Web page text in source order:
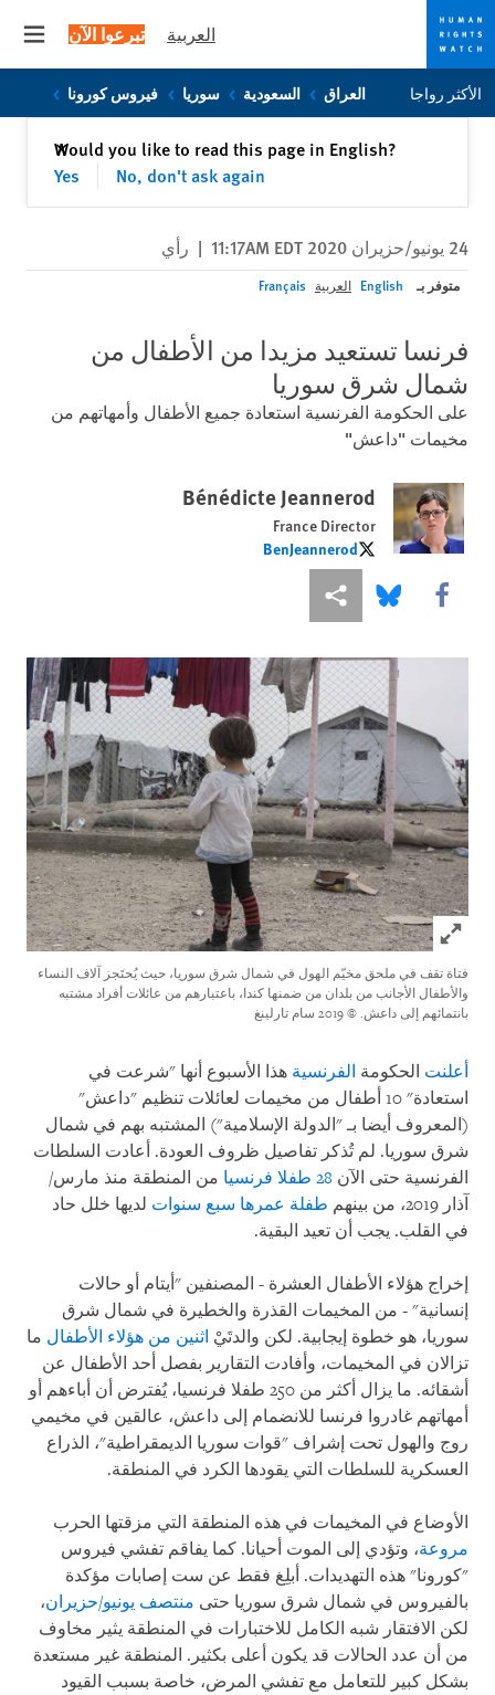
Skip
to
Skip
to
العربية تبرعوا الآن
الأكثر رواجا العراق السعودية سوريا فيروس كورونا
Would you like to read this page in English?
Yes
No, don't ask again
✕إغلاق
24 يونيو/حزيران 2020 11:17AM EDT | رأي
متوفر بـ English العربية Français
فرنسا تستعيد مزيدا من الأطفال من
شمال شرق سوريا
على الحكومة الفرنسية استعادة جميع الأطفال وأمهاتهم من
مخيمات "داعش"
Bénédicte Jeannerod
France Director
BenJeannerod
BenJeannerod
Share this via Facebook
Share this via Bluesky
Share this via مشاركة
Click to expand Image
فتاة تقف في ملحق مخيّم الهول في شمال شرق سوريا، حيث يُحتَجز آلاف النساء
والأطفال الأجانب من بلدان من ضمنها كندا، باعتبارهم من عائلات أفراد مشتبه
بانتمائهم إلى داعش. © 2019 سام تارلينغ
أعلنت الحكومة الفرنسية هذا الأسبوع أنها "شرعت في
استعادة" 10 أطفال من مخيمات لعائلات تنظيم "داعش"
(المعروف أيضا بـ "الدولة الإسلامية") المشتبه بهم في شمال
شرق سوريا. لم تُذكر تفاصيل ظروف العودة. أعادت السلطات
الفرنسية حتى الآن 28 طفلا فرنسيا
من المنطقة منذ مارس/
آذار 2019، من بينهم
طفلة عمرها سبع سنوات لديها خلل حاد
في القلب. يجب أن تعيد البقية.
إخراج هؤلاء الأطفال العشرة - المصنفين "أيتام أو حالات
إنسانية" - من المخيمات القذرة والخطيرة في شمال شرق
سوريا، هو خطوة إيجابية. لكن والدتَيْ اثنين من هؤلاء الأطفال ما
تزالان في المخيمات، وأفادت التقارير بفصل أحد الأطفال عن
أشقائه. ما يزال أكثر من 250 طفلا فرنسيا، يُفترض أن أباءهم أو
أمهاتهم غادروا فرنسا للانضمام إلى داعش، عالقين في مخيمي
روج والهول تحت إشراف "قوات سوريا الديمقراطية"، الذراع
العسكرية للسلطات التي يقودها الكرد في المنطقة.
الأوضاع في المخيمات في هذه المنطقة التي مزقتها الحرب
مروعة، وتؤدي إلى الموت أحيانا. كما يفاقم تفشي فيروس
"كورونا" هذه التهديدات. أبلِغ فقط عن ست إصابات مؤكدة
بالفيروس في شمال شرق سوريا حتى منتصف يونيو/حزيران،
لكن الافتقار شبه الكامل للاختبارات في المنطقة يثير مخاوف
من أن عدد الحالات قد يكون أعلى بكثير. المنطقة غير مستعدة
بشكل كبير للتعامل مع تفشي المرض، خاصة بسبب القيود